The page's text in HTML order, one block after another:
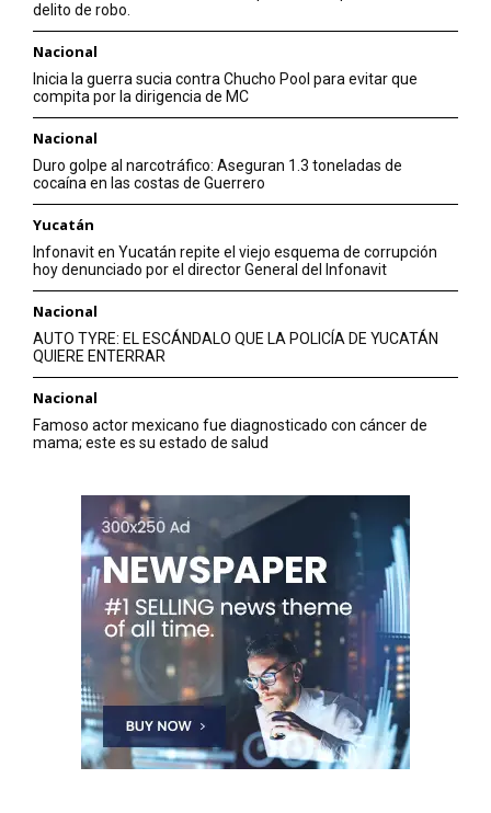
delito de robo.
Nacional
Inicia la guerra sucia contra Chucho Pool para evitar que
compita por la dirigencia de MC
Nacional
Duro golpe al narcotráfico: Aseguran 1.3 toneladas de
cocaína en las costas de Guerrero
Yucatán
Infonavit en Yucatán repite el viejo esquema de corrupción
hoy denunciado por el director General del Infonavit
Nacional
AUTO TYRE: EL ESCÁNDALO QUE LA POLICÍA DE YUCATÁN
QUIERE ENTERRAR
Nacional
Famoso actor mexicano fue diagnosticado con cáncer de
mama; este es su estado de salud